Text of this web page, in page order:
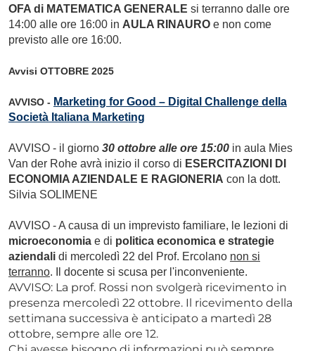
OFA di MATEMATICA GENERALE si terranno dalle ore
14:00 alle ore 16:00 in AULA RINAURO e non come
previsto alle ore 16:00.
Avvisi OTTOBRE 2025
AVVISO - Marketing for Good – Digital Challenge della
Società Italiana Marketing
AVVISO - il giorno 30 ottobre alle ore 15:00 in aula Mies
Van der Rohe avrà inizio il corso di ESERCITAZIONI DI
ECONOMIA AZIENDALE E RAGIONERIA con la dott.
Silvia SOLIMENE
AVVISO - A causa di un imprevisto familiare, le lezioni di
microeconomia e di politica economica e strategie
aziendali di mercoledì 22 del Prof. Ercolano non si
terranno. Il docente si scusa per l'inconveniente.
AVVISO: La prof. Rossi non svolgerà ricevimento in
presenza mercoledì 22 ottobre. Il ricevimento della
settimana successiva è anticipato a martedì 28
ottobre, sempre alle ore 12.